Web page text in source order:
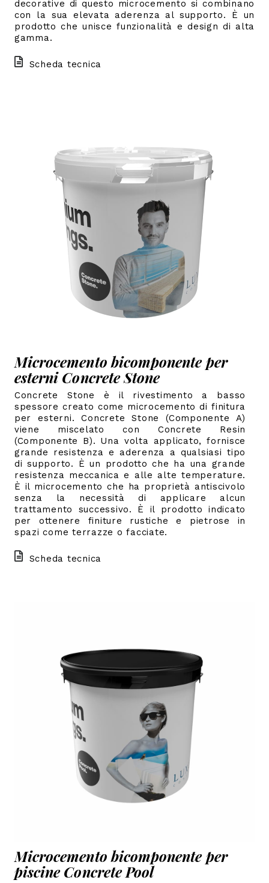
decorative di questo microcemento si combinano
con la sua elevata aderenza al supporto. È un
prodotto che unisce funzionalità e design di alta
gamma.
Scheda tecnica
Microcemento bicomponente per
esterni Concrete Stone
Concrete Stone è il rivestimento a basso
spessore creato come microcemento di finitura
per esterni. Concrete Stone (Componente A)
viene miscelato con Concrete Resin
(Componente B). Una volta applicato, fornisce
grande resistenza e aderenza a qualsiasi tipo
di supporto. È un prodotto che ha una grande
resistenza meccanica e alle alte temperature.
È il microcemento che ha proprietà antiscivolo
senza la necessità di applicare alcun
trattamento successivo. È il prodotto indicato
per ottenere finiture rustiche e pietrose in
spazi come terrazze o facciate.
Scheda tecnica
Microcemento bicomponente per
piscine Concrete Pool